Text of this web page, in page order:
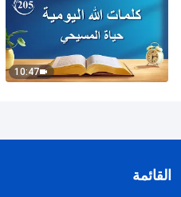
10:47
القائمة